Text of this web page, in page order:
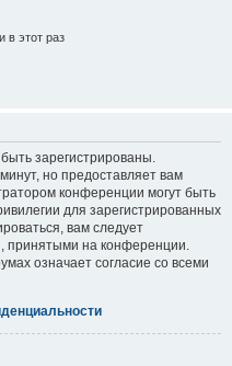
в этот раз
зарегистрированы.
но предоставляет вам
конференции могут быть
для зарегистрированных
вам следует
принятыми на конференции.
означает согласие со всеми